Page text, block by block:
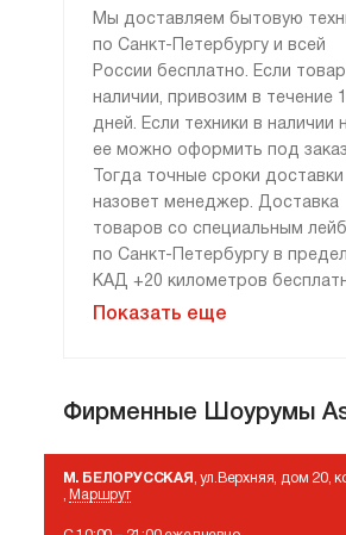
и рассчитанные на длительное
использование. Цена на них
демократична, учитывая,
вам прослужат.
Подходит идеально!
Некоторые аксессуары для
техники Аско не уникальны, но,
разработанные тем же
и бытовая техника, они
идеально. К таким
встроенные;
полками;
Мы доставляем бытовую
по Санкт-Петербургу и всей
России бесплатно. Если
наличии, привозим в течение
дней. Если техники в наличии
ее можно оформить под
Тогда точные сроки доставки
назовет менеджер. Доставка
товаров со специальным
по Санкт-Петербургу в
КАД +20 километров
По России привозим технику
возможна только при 100%
Показать еще
Фирменные Шоурумы
М. БЕЛОРУССКАЯ
, ул.Верхняя, дом 20,
Маршрут